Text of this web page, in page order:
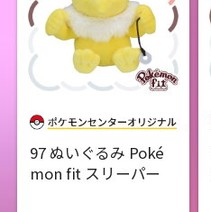
97 ぬいぐるみ Poké
mon fit スリーパー